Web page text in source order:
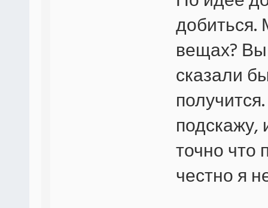
вещах?
сказали
подскажу,
точно что
честно я